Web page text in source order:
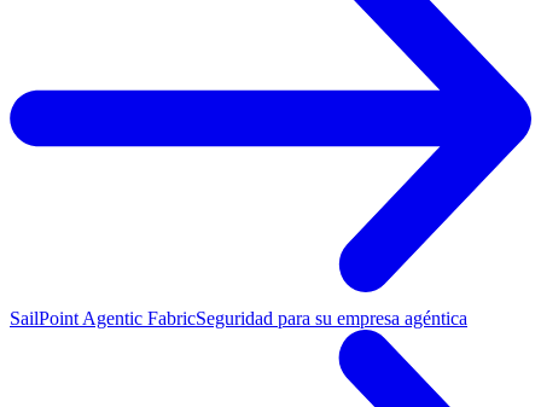
SailPoint Agentic FabricSeguridad para su empresa agéntica